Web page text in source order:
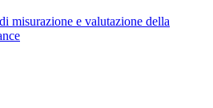
misurazione e valutazione della